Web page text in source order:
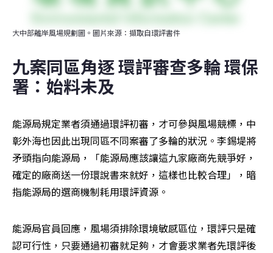
大中部離岸風場規劃圖。圖片來源：擷取自環評書件
九案同區角逐 環評審查多輪 環保
署：始料未及
能源局規定業者須通過環評初審，才可參與風場競標，中
彰外海也因此出現同區不同案審了多輪的狀況。李錫堤將
矛頭指向能源局，「能源局應該讓這九家廠商先競爭好，
確定的廠商送一份環說書來就好，這樣也比較合理」，暗
指能源局的選商機制耗用環評資源。
能源局官員回應，風場須排除環境敏感區位，環評只是確
認可行性，只要通過初審就足夠，才會要求業者先環評後